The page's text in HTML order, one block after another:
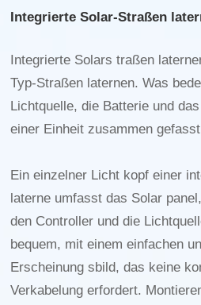
Integrierte Solar-Straßen
Integrierte Solars traßen
Typ-Straßen laternen. Was
Lichtquelle, die Batterie und
einer Einheit zusammen
Ein einzelner Licht kopf einer
laterne umfasst das Solar
den Controller und die
bequem, mit einem einfachen
Erscheinung sbild, das keine
Verkabelung erfordert.